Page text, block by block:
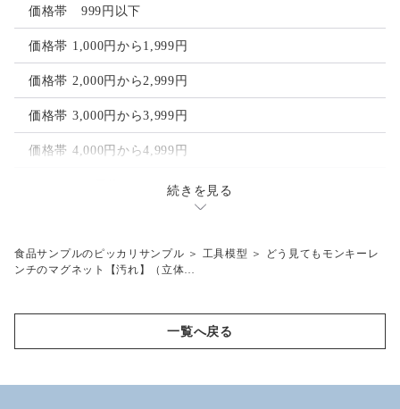
ヘアアクセサリー
ヘアクリップ
ヘアゴム
ゴルフマーカー
価格帯 999円以下
価格帯 1,000円から1,999円
価格帯 2,000円から2,999円
価格帯 3,000円から3,999円
価格帯 4,000円から4,999円
オレンジ
キウイ
梅干し
工具模型
続きを見る
食品サンプルのピッカリサンプル ＞ 工具模型 ＞
どう見てもモンキーレ
ンチのマグネット【汚れ】（立体…
一覧へ戻る